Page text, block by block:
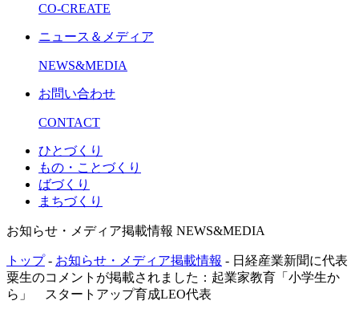
CO-CREATE
ニュース＆メディア
NEWS&MEDIA
お問い合わせ
CONTACT
ひとづくり
もの・ことづくり
ばづくり
まちづくり
お知らせ・メディア掲載情報 NEWS&MEDIA
トップ- お知らせ・メディア掲載情報 - 日経産業新聞に代表
粟生のコメントが掲載されました：起業家教育「小学生か
ら」 スタートアップ育成LEO代表